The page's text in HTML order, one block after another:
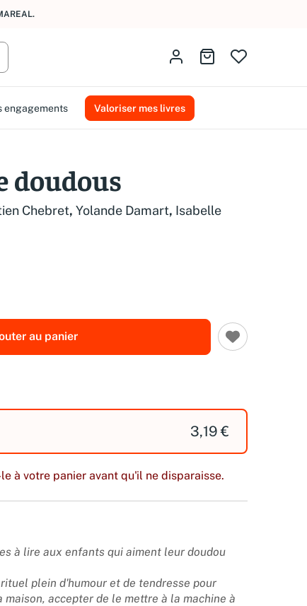
la recherche
Identifiez-vousAller au panier
engagements Valoriser mes livres
doudous
Chebret, Yolande Damart, Isabelle
au panier
3,19 €
à votre panier avant qu'il ne disparaisse.
à lire aux enfants qui aiment leur doudou
plein d'humour et de tendresse pour
accepter de le mettre à la machine à